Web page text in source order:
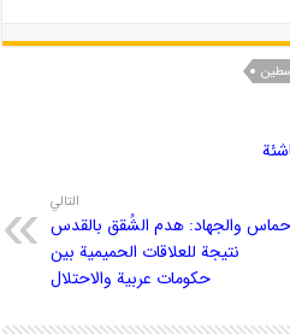
التالي
حماس والجهاد: هدم الشُقق بالقدس
نتيجة للعلاقات الحميمية بين
حكومات عربية والاحتلال